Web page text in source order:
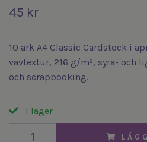
45 kr
10 ark A4 Classic Cardstock i
vävtextur, 216 g/m², syra- och
och scrapbooking.
I lager